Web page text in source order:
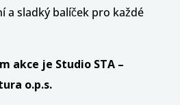
a sladký balíček pro každé
akce je Studio STA –
o.p.s.